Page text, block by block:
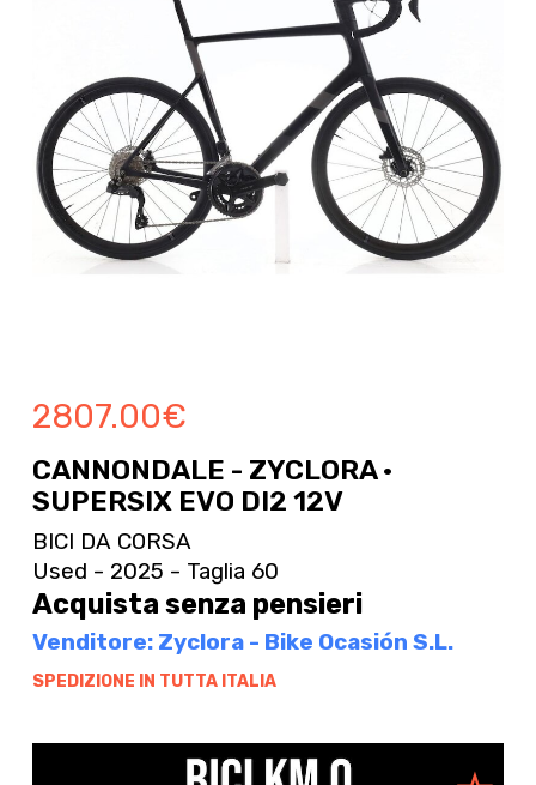
2807.00€
CANNONDALE - ZYCLORA ·
SUPERSIX EVO DI2 12V
BICI DA CORSA
Used - 2025 - Taglia 60
Acquista senza pensieri
Venditore: Zyclora - Bike Ocasión S.L.
SPEDIZIONE IN TUTTA ITALIA